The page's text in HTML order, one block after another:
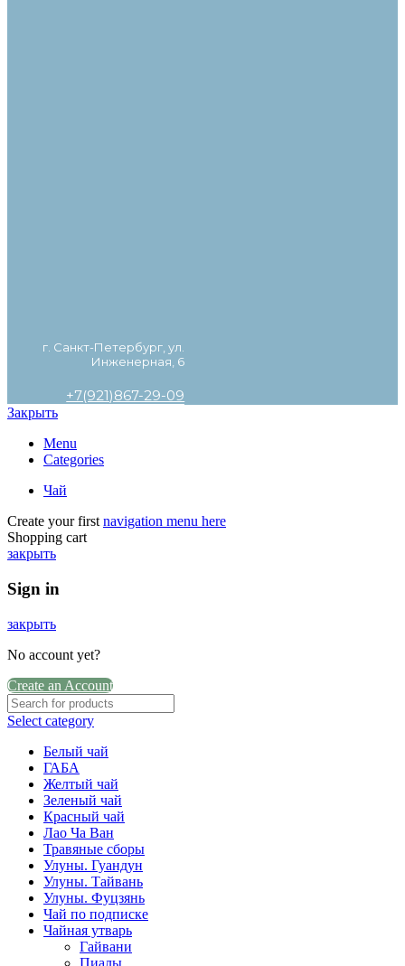
г. Санкт-Петербург, ул.
Инженерная, 6
+7(921)867-29-09
Закрыть
Menu
Categories
Чай
Create your first navigation menu here
Shopping cart
закрыть
Sign in
закрыть
No account yet?
Create an Account
Select category
Белый чай
ГАБА
Желтый чай
Зеленый чай
Красный чай
Лао Ча Ван
Травяные сборы
Улуны. Гуандун
Улуны. Тайвань
Улуны. Фуцзянь
Чай по подписке
Чайная утварь
Гайвани
Пиалы